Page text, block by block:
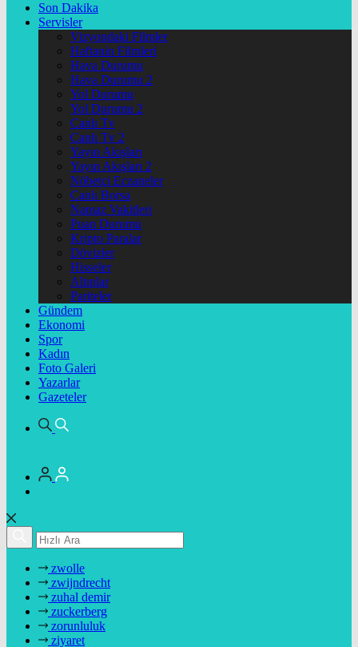
Son Dakika
Servisler
Vizyondaki Filmler
Haftanin Filmleri
Hava Durumu
Hava Durumu 2
Yol Durumu
Yol Durumu 2
Canlı Tv
Canlı Tv 2
Yayın Akışları
Yayın Akışları 2
Nöbetçi Eczaneler
Canlı Borsa
Namaz Vakitleri
Puan Durumu
Kripto Paralar
Dövizler
Hisseler
Altınlar
Pariteler
Gündem
Ekonomi
Spor
Kadın
Foto Galeri
Yazarlar
Gazeteler
zwolle
zwijndrecht
zuhal demir
zuckerberg
zorunluluk
ziyaret